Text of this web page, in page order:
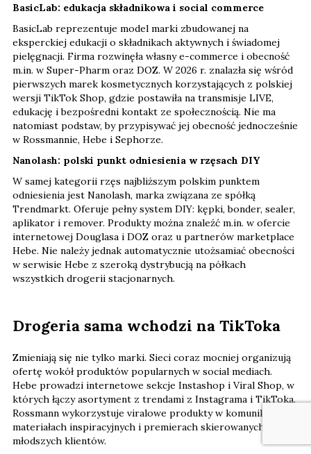
BasicLab: edukacja składnikowa i social commerce
BasicLab reprezentuje model marki zbudowanej na
eksperckiej edukacji o składnikach aktywnych i świadomej
pielęgnacji. Firma rozwinęła własny e-commerce i obecność
m.in. w Super-Pharm oraz DOZ. W 2026 r. znalazła się wśród
pierwszych marek kosmetycznych korzystających z polskiej
wersji TikTok Shop, gdzie postawiła na transmisje LIVE,
edukację i bezpośredni kontakt ze społecznością. Nie ma
natomiast podstaw, by przypisywać jej obecność jednocześnie
w Rossmannie, Hebe i Sephorze.
Nanolash: polski punkt odniesienia w rzęsach DIY
W samej kategorii rzęs najbliższym polskim punktem
odniesienia jest Nanolash, marka związana ze spółką
Trendmarkt. Oferuje pełny system DIY: kępki, bonder, sealer,
aplikator i remover. Produkty można znaleźć m.in. w ofercie
internetowej Douglasa i DOZ oraz u partnerów marketplace
Hebe. Nie należy jednak automatycznie utożsamiać obecności
w serwisie Hebe z szeroką dystrybucją na półkach
wszystkich drogerii stacjonarnych.
Drogeria sama wchodzi na TikToka
Zmieniają się nie tylko marki. Sieci coraz mocniej organizują
ofertę wokół produktów popularnych w social mediach.
Hebe prowadzi internetowe sekcje Instashop i Viral Shop, w
których łączy asortyment z trendami z Instagrama i TikToka.
Rossmann wykorzystuje viralowe produkty w komunikacji,
materiałach inspiracyjnych i premierach skierowanych do
młodszych klientów.